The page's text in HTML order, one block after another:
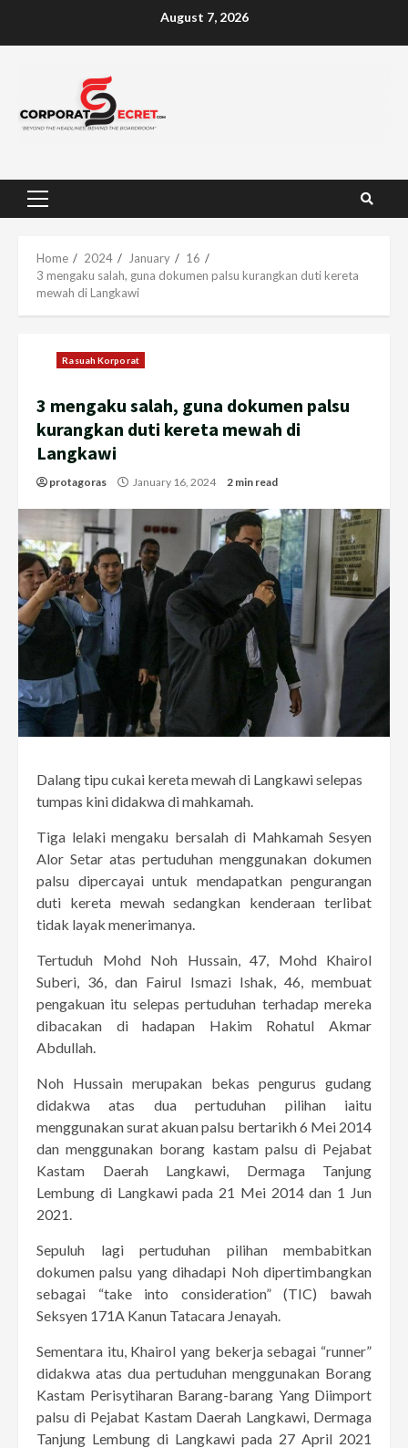
August 7, 2026
Primary
Home 2024 January
16
3 mengaku salah, guna dokumen palsu kurangkan duti kereta
mewah di Langkawi
Rasuah Korporat
3 mengaku salah, guna dokumen palsu
kurangkan duti kereta mewah di
Langkawi
protagoras January 16, 2024 2 min read
Dalang tipu cukai kereta mewah di Langkawi selepas
tumpas kini didakwa di mahkamah.
Tiga lelaki mengaku bersalah di Mahkamah Sesyen
Alor Setar atas pertuduhan menggunakan dokumen
palsu dipercayai untuk mendapatkan pengurangan
duti kereta mewah sedangkan kenderaan terlibat
tidak layak menerimanya.
Tertuduh Mohd Noh Hussain, 47, Mohd Khairol
Suberi, 36, dan Fairul Ismazi Ishak, 46, membuat
pengakuan itu selepas pertuduhan terhadap mereka
dibacakan di hadapan Hakim Rohatul Akmar
Abdullah.
Noh Hussain merupakan bekas pengurus gudang
didakwa atas dua pertuduhan pilihan iaitu
menggunakan surat akuan palsu bertarikh 6 Mei 2014
dan menggunakan borang kastam palsu di Pejabat
Kastam Daerah Langkawi, Dermaga Tanjung
Lembung di Langkawi pada 21 Mei 2014 dan 1 Jun
2021.
Sepuluh lagi pertuduhan pilihan membabitkan
dokumen palsu yang dihadapi Noh dipertimbangkan
sebagai “take into consideration” (TIC) bawah
Seksyen 171A Kanun Tatacara Jenayah.
Sementara itu, Khairol yang bekerja sebagai “runner”
didakwa atas dua pertuduhan menggunakan Borang
Kastam Perisytiharan Barang-barang Yang Diimport
palsu di Pejabat Kastam Daerah Langkawi, Dermaga
Tanjung Lembung di Langkawi pada 27 April 2021